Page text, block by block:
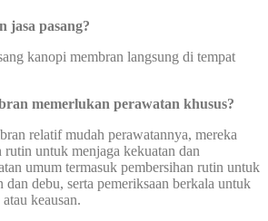
jasa pasang?
kanopi membran langsung di tempat
memerlukan perawatan khusus?
relatif mudah perawatannya, mereka
rutin untuk menjaga kekuatan dan
umum termasuk pembersihan rutin untuk
debu, serta pemeriksaan berkala untuk
keausan.